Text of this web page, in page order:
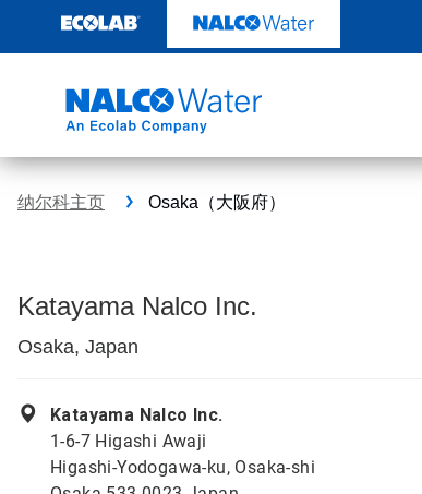
至
纳尔科主页 Osaka（大阪府）
Katayama Nalco Inc.
Osaka, Japan
Katayama Nalco Inc.
1-6-7 Higashi Awaji
Higashi-Yodogawa-ku, Osaka-shi